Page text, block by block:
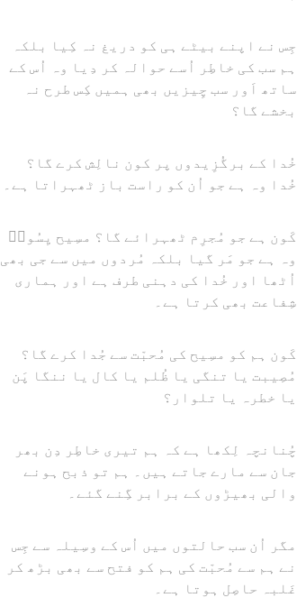
جِس نے اپنے بیٹے ہی کو دریغ نہ کِیا بلکہ
ہم سب کی خاطِر اُسے حوالہ کر دِیا وہ اُس کے
ساتھ اَور سب چِیزیں بھی ہمیں کِس طرح نہ
بخشے گا؟
خُدا کے برگُزِیدوں پر کون نالِش کرے گا؟
خُدا وہ ہے جو اُن کو راست باز ٹھہراتا ہے۔
کَون ہے جو مُجرِم ٹھہرائے گا؟ مسِیح یِسُوعؔ
وہ ہے جو مَر گیا بلکہ مُردوں میں سے جی بھی
اُٹھا اور خُدا کی دہنی طرف ہے اور ہماری
شِفاعت بھی کرتا ہے۔
کَون ہم کو مسِیح کی مُحبّت سے جُدا کرے گا؟
مُصِیبت یا تنگی یا ظُلم یا کال یا ننگا پَن
یا خطرہ یا تلوار؟
چُنانچہ لِکھا ہے کہ ہم تیری خاطِر دِن بھر
جان سے مارے جاتے ہیں۔ ہم تو ذبح ہونے
والی بھیڑوں کے برابر گِنے گئے۔
مگر اُن سب حالتوں میں اُس کے وسِیلہ سے جِس
نے ہم سے مُحبّت کی ہم کو فتح سے بھی بڑھ کر
غَلبہ حاصِل ہوتا ہے۔